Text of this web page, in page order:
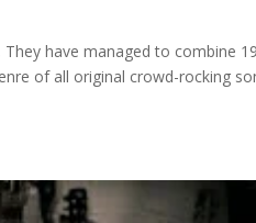
have managed to combine
of all original crowd-rocking